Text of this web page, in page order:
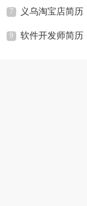
文写作范文简历模板
「优秀3篇」
义乌淘宝店简历
模板软件开发师简历